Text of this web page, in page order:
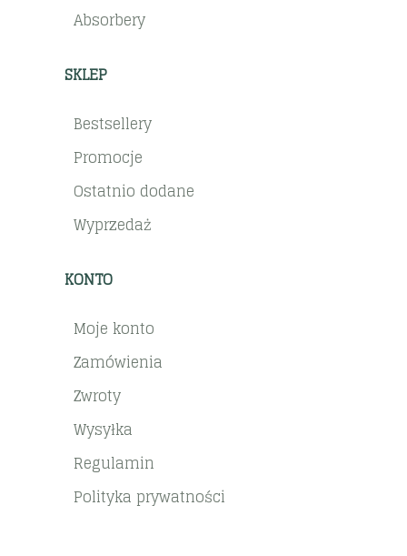
Absorbery
SKLEP
Bestsellery
Promocje
Ostatnio dodane
Wyprzedaż
KONTO
Moje konto
Zamówienia
Zwroty
Wysyłka
Regulamin
Polityka prywatności